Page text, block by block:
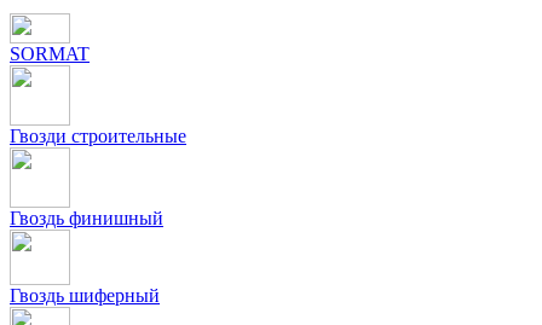
SORMAT
Гвозди строительные
Гвоздь финишный
Гвоздь шиферный